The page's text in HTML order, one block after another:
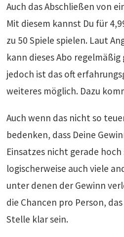
Auch das Abschließen von
Mit diesem kannst Du für
zu 50 Spiele spielen. Laut
kann dieses Abo
jedoch ist das oft
weiteres möglich. Dazu
Auch wenn das nicht so
bedenken, dass Deine
Einsatzes nicht gerade hoch
logischerweise auch viele
unter denen der Gewinn
die Chancen pro Person,
Stelle klar sein.